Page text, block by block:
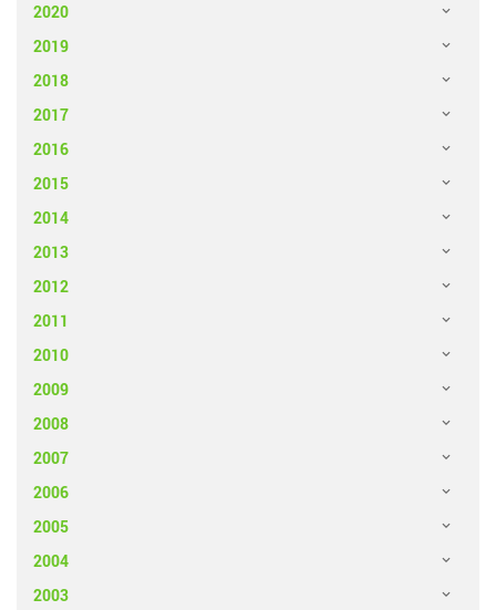
2020
2019
2018
2017
2016
2015
2014
2013
2012
2011
2010
2009
2008
2007
2006
2005
2004
2003